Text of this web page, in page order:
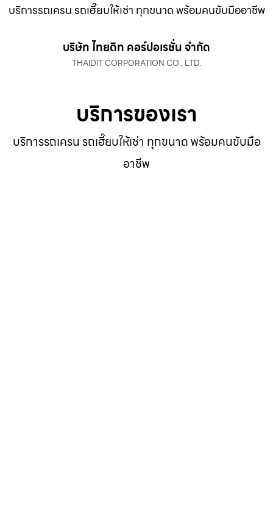
บริการรถเครน รถเฮี๊ยบให้เช่า ทุกขนาด พร้อมคนขับมืออาชีพ
บริษัท ไทยดิท คอร์ปอเรชั่น จำกัด
THAIDIT CORPORATION CO., LTD.
บริการของเรา
บริการรถเครน รถเฮี๊ยบให้เช่า ทุกขนาด พร้อมคนขับมือ
อาชีพ